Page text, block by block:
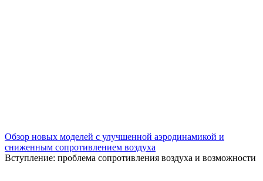
Обзор новых моделей с улучшенной аэродинамикой и
сниженным сопротивлением воздуха
Вступление: проблема сопротивления воздуха и возможности